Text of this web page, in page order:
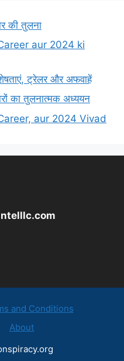
की तुलना
aur 2024 ki
ट्रेलर और अफवाहें
का तुलनात्मक अध्ययन
aur 2024 Vivad
and Conditions
About